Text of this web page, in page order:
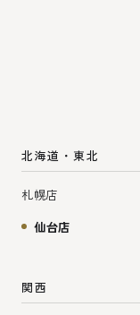
北海道・東北
札幌店
仙台店
関西